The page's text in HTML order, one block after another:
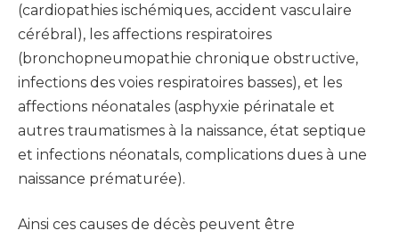
(cardiopathies ischémiques, accident vasculaire
cérébral), les affections respiratoires
(bronchopneumopathie chronique obstructive,
infections des voies respiratoires basses), et les
affections néonatales (asphyxie périnatale et
autres traumatismes à la naissance, état septique
et infections néonatals, complications dues à une
naissance prématurée).
Ainsi ces causes de décès peuvent être